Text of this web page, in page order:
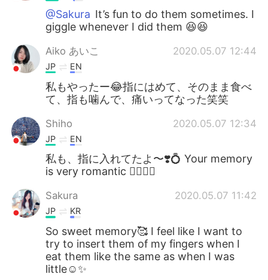
@Sakura It’s fun to do them sometimes. I
giggle whenever I did them 😆😆
Aiko あいこ 2020.05.07 12:44
JP EN
私もやったー😂指にはめて、そのまま食べ
て、指も噛んで、痛いってなった笑笑
Shiho 2020.05.07 12:34
JP EN
私も、指に入れてたよ〜❣️💍 Your memory
is very romantic 👩‍❤️‍💋‍👨
Sakura 2020.05.07 11:42
JP KR
So sweet memory🥰 I feel like I want to
try to insert them of my fingers when I
eat them like the same as when I was
little☺️✨